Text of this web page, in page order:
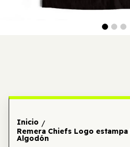
Inicio /
Remera Chiefs Logo estampa
Algodón